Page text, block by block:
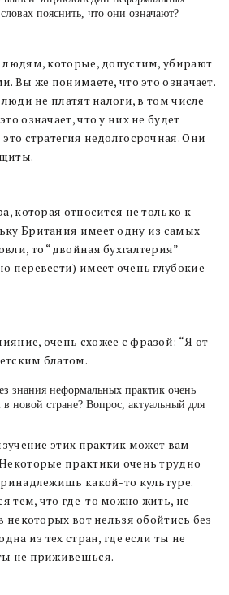
пояснить, что они означают?
людям, которые, допустим, убирают
Вы же понимаете, что это означает.
люди не платят налоги, в том числе
означает, что у них не будет
стратегия недолгосрочная. Они
которая относится не только к
Британия имеет одну из самых
то “двойная бухгалтерия”
перевести) имеет очень глубокие
очень схожее с фразой: “Я от
блатом.
знания неформальных практик очень
в новой стране? Вопрос, актуальный для
этих практик может вам
практики очень трудно
какой-то культуре.
тем, что где-то можно жить, не
некоторых вот нельзя обойтись без
из тех стран, где если ты не
не приживешься.